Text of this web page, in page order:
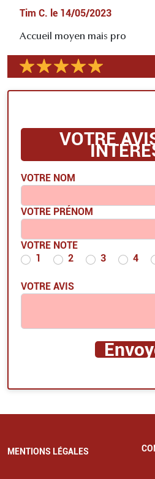
Tim C. le 14/05/2023
Accueil moyen mais pro
VOTRE
VOTRE NOM
VOTRE PRÉNOM
VOTRE NOTE
1
2 3 4
VOTRE AVIS
MENTIONS LÉGALES